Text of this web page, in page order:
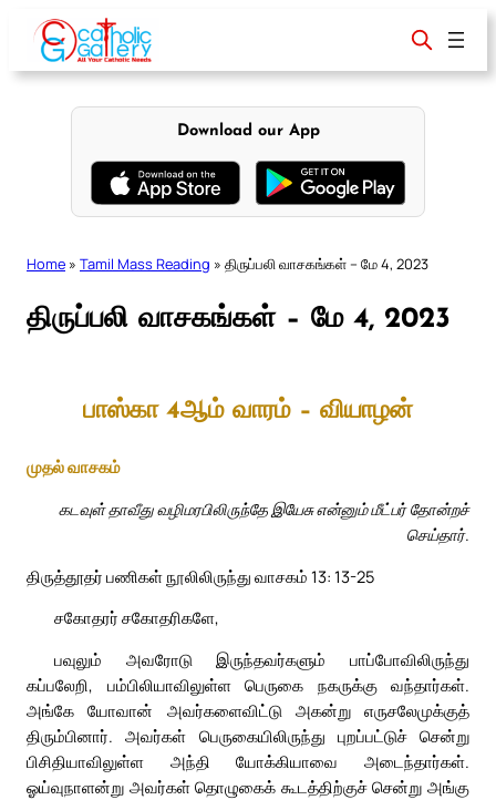
content
Download our App
Home » Tamil Mass Reading » திருப்பலி வாசகங்கள் – மே 4, 2023
திருப்பலி வாசகங்கள் – மே 4, 2023
பாஸ்கா 4ஆம் வாரம் – வியாழன்
முதல் வாசகம்
கடவுள் தாவீது வழிமரபிலிருந்தே இயேசு என்னும் மீட்பர் தோன்றச்
செய்தார்.
திருத்தூதர் பணிகள் நூலிலிருந்து வாசகம் 13: 13-25
சகோதரர் சகோதரிகளே,
பவுலும் அவரோடு இருந்தவர்களும் பாப்போவிலிருந்து
கப்பலேறி, பம்பிலியாவிலுள்ள பெருகை நகருக்கு வந்தார்கள்.
அங்கே யோவான் அவர்களைவிட்டு அகன்று எருசலேமுக்குத்
திரும்பினார். அவர்கள் பெருகையிலிருந்து புறப்பட்டுச் சென்று
பிசிதியாவிலுள்ள அந்தி யோக்கியாவை அடைந்தார்கள்.
ஓய்வுநாளன்று அவர்கள் தொழுகைக் கூடத்திற்குச் சென்று அங்கு